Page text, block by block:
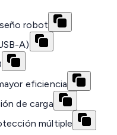
robot
A)
eficiencia
de carga
múltiple